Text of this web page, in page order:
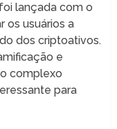
lançada com o
os usuários a
dos criptoativos.
e
complexo
para